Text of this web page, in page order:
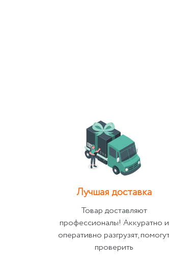
Лучшая доставка
Товар доставляют
профессионалы! Аккуратно и
оперативно разгрузят,
проверить